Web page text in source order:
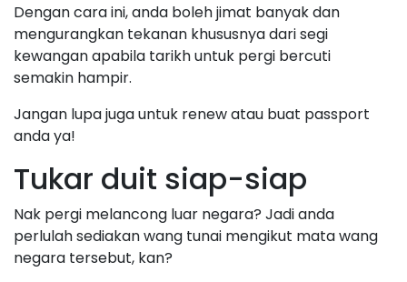
Dengan cara ini, anda boleh jimat banyak dan
mengurangkan tekanan khususnya dari segi
kewangan apabila tarikh untuk pergi bercuti
semakin hampir.
Jangan lupa juga untuk renew atau buat passport
anda ya!
Tukar duit siap-siap
Nak pergi melancong luar negara? Jadi anda
perlulah sediakan wang tunai mengikut mata wang
negara tersebut, kan?